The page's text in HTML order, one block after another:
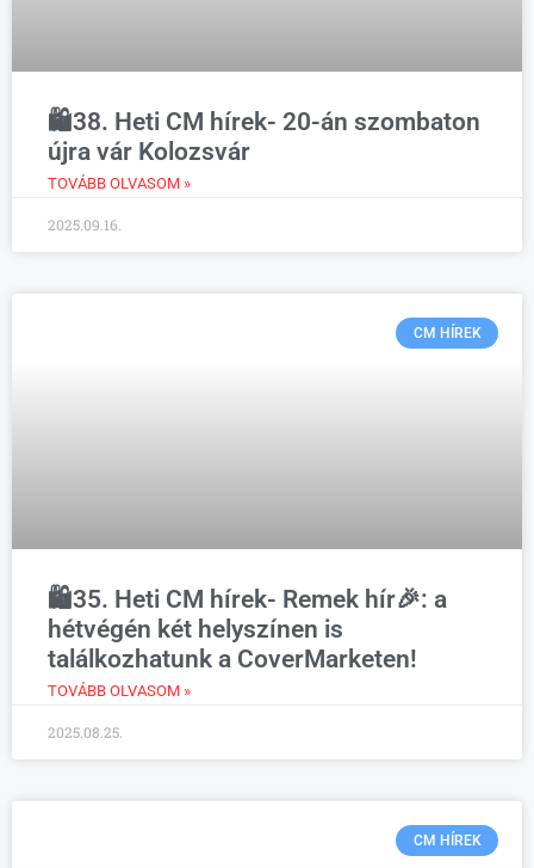
🛍️38. Heti CM hírek- 20-án szombaton
újra vár Kolozsvár
TOVÁBB OLVASOM »
2025.09.16.
CM HÍREK
🛍️35. Heti CM hírek- Remek hír🎉: a
hétvégén két helyszínen is
találkozhatunk a CoverMarketen!
TOVÁBB OLVASOM »
2025.08.25.
CM HÍREK